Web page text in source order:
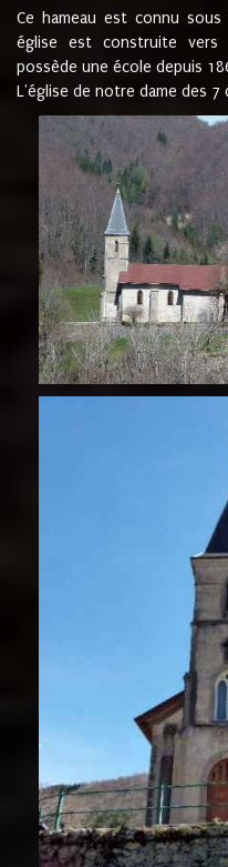
Ce hameau est connu
église est construite vers
possède une école depuis
L'église de notre dame des 7